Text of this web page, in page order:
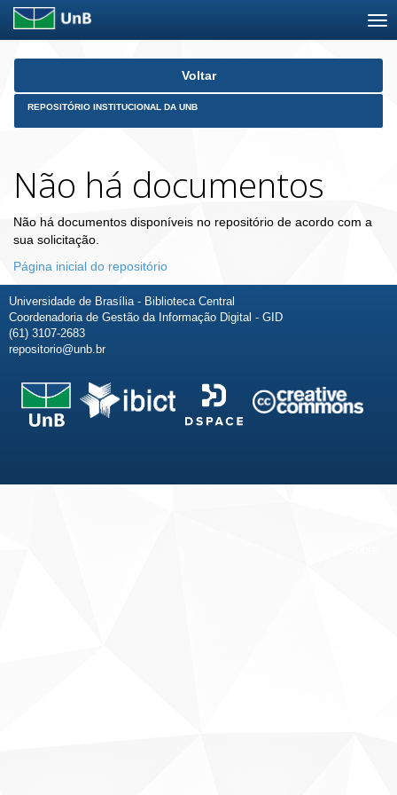
Skip
Voltar
REPOSITÓRIO INSTITUCIONAL DA UNB
Não há documentos
Não há documentos disponíveis no repositório de acordo com a
sua solicitação.
Página inicial do repositório
Universidade de Brasília - Biblioteca Central
Coordenadoria de Gestão da Informação Digital - GID
(61) 3107-2683
repositorio@unb.br